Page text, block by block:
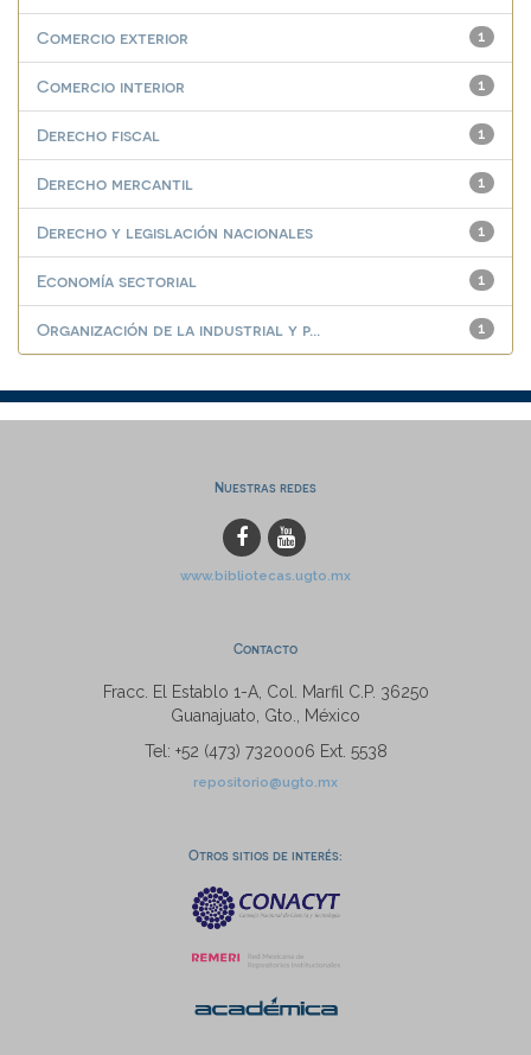
1
Comercio exterior
1
Comercio interior
1
Derecho fiscal
1
Derecho mercantil
1
Derecho y legislación nacionales
1
Economía sectorial
1
Organización de la industrial y p...
Nuestras redes
www.bibliotecas.ugto.mx
Contacto
Fracc. El Establo 1-A, Col. Marfil C.P. 36250
Guanajuato, Gto., México
Tel: +52 (473) 7320006 Ext. 5538
repositorio@ugto.mx
Otros sitios de interés: